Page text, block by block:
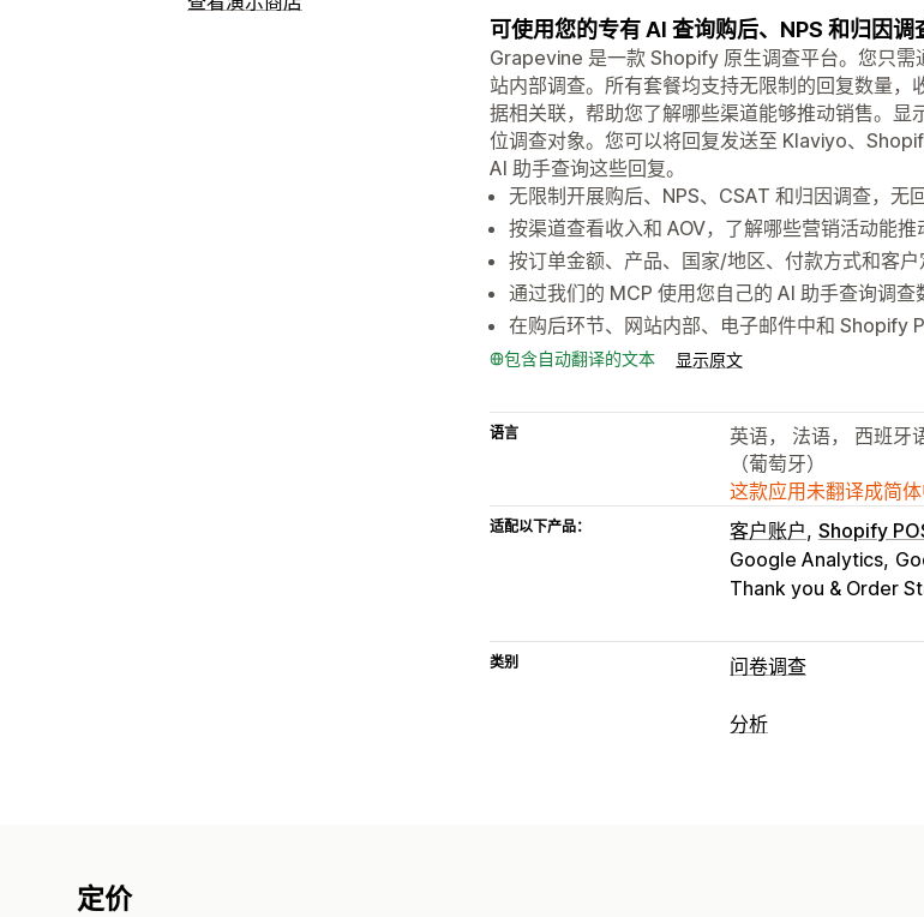
可使用您的专有 AI 查询购后、NPS 和归因调
Grapevine 是一款 Shopify 原生调查平台。您只
站内部调查。所有套餐均支持无限制的回复数量
据相关联，帮助您了解哪些渠道能够推动销售。
位调查对象。您可以将回复发送至 Klaviyo、
AI 助手查询这些回复。
无限制开展购后、NPS、CSAT 和归因调查，无
按渠道查看收入和 AOV，了解哪些营销活动能推
按订单金额、产品、国家/地区、付款方式和客
通过我们的 MCP 使用您自己的 AI 助手查询调查
在购后环节、网站内部、电子邮件中和 Shopify
包含自动翻译的文本 显示原文
语言
英语， 法语， 西班牙
（葡萄牙）
这款应用未翻译成简
适配以下产品： 客户账户 Shopify
Google Analytics
Thank you & Order
类别 问卷调查
表单自定义
分析
定价